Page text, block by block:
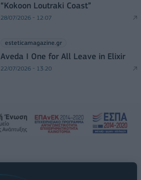
“Kokoon Loutraki Coast”
28/07/2026 - 12:07
esteticamagazine.gr
Aveda I One for All Leave in Elixir
22/07/2026 - 13:20